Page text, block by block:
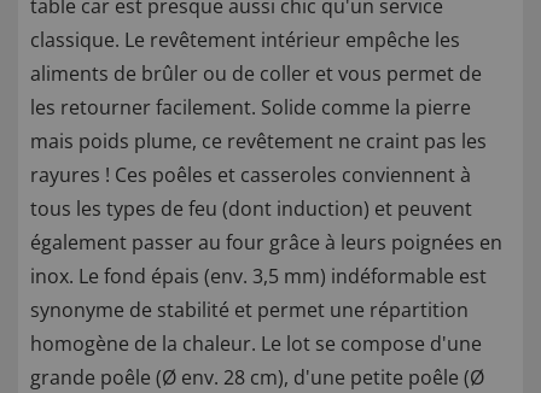
table car est presque aussi chic qu'un service
classique. Le revêtement intérieur empêche les
aliments de brûler ou de coller et vous permet de
les retourner facilement. Solide comme la pierre
mais poids plume, ce revêtement ne craint pas les
rayures ! Ces poêles et casseroles conviennent à
tous les types de feu (dont induction) et peuvent
également passer au four grâce à leurs poignées en
inox. Le fond épais (env. 3,5 mm) indéformable est
synonyme de stabilité et permet une répartition
homogène de la chaleur. Le lot se compose d'une
grande poêle (Ø env. 28 cm), d'une petite poêle (Ø